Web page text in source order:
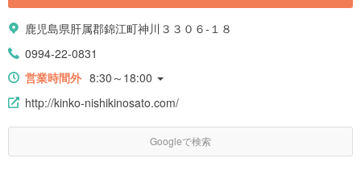
鹿児島県肝属郡錦江町神川３３０６-１８
0994-22-0831
営業時間外 8:30～18:00
http://kinko-nishikinosato.com/
Googleで検索